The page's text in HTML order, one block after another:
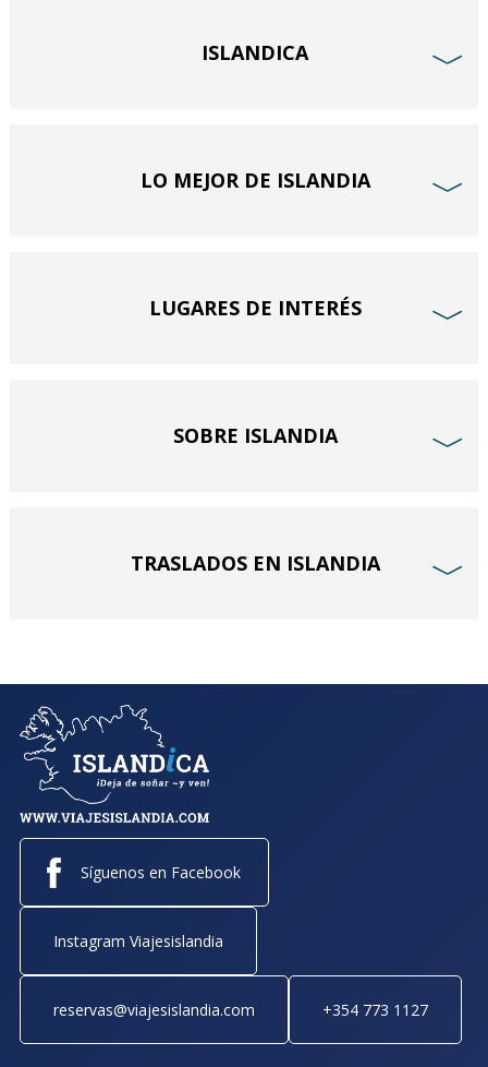
ISLANDICA ﹀
LO MEJOR DE ISLANDIA ﹀
LUGARES DE INTERÉS ﹀
SOBRE ISLANDIA ﹀
TRASLADOS EN ISLANDIA ﹀
Síguenos en Facebook
Instagram Viajesislandia
reservas@viajesislandia.com +354 773 1127